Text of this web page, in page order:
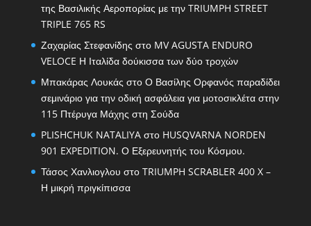
της Βασιλικής Αεροπορίας με την TRIUMPH STREET
TRIPLE 765 RS
Ζαχαρίας Στεφανίδης στο MV AGUSTA ENDURO
VELOCE Η Ιταλίδα δούκισσα των δύο τροχών
Μπακάρας Λουκάς στο Ο Βασίλης Ορφανός παραδίδει
σεμινάριο για την οδική ασφάλεια για μοτοσικλέτα στην
115 Πτέρυγα Μάχης στη Σούδα
PLISHCHUK NATALIYAστο HUSQVARNA NORDEN
901 EXPEDITION. Ο Εξερευνητής του Κόσμου.
Τάσος Χανλιογλου στο TRIUMPH SCRABLER 400 X –
Η μικρή πριγκίπισσα